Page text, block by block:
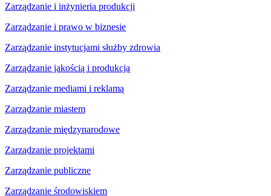
Zarządzanie i inżynieria produkcji
Zarządzanie i prawo w biznesie
Zarządzanie instytucjami służby zdrowia
Zarządzanie jakością i produkcją
Zarządzanie mediami i reklamą
Zarządzanie miastem
Zarządzanie międzynarodowe
Zarządzanie projektami
Zarządzanie publiczne
Zarządzanie środowiskiem